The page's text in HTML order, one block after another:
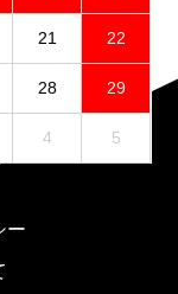
21 22
28 29
4 5
ー